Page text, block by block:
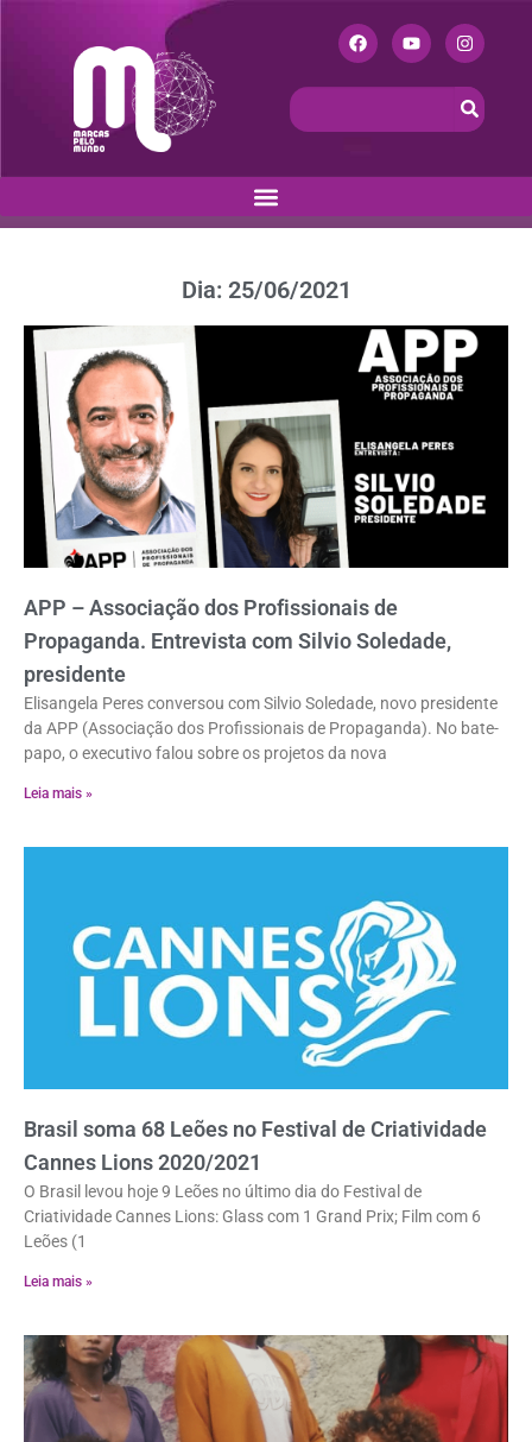
Dia: 25/06/2021
APP – Associação dos Profissionais de
Propaganda. Entrevista com Silvio Soledade,
presidente
Elisangela Peres conversou com Silvio Soledade, novo presidente
da APP (Associação dos Profissionais de Propaganda). No bate-
papo, o executivo falou sobre os projetos da nova
Leia mais »
Brasil soma 68 Leões no Festival de Criatividade
Cannes Lions 2020/2021
O Brasil levou hoje 9 Leões no último dia do Festival de
Criatividade Cannes Lions: Glass com 1 Grand Prix; Film com 6
Leões (1
Leia mais »